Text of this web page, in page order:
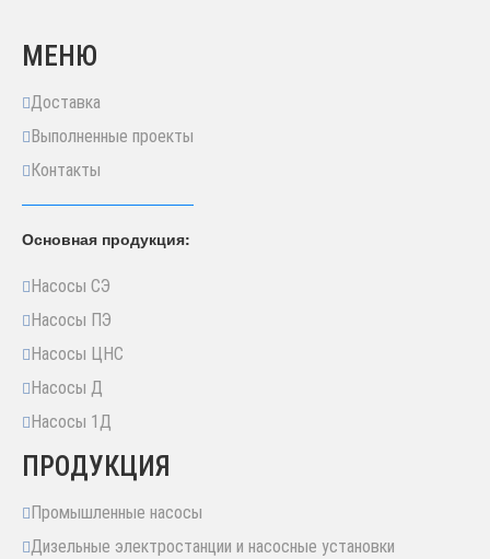
МЕНЮ
Доставка
Выполненные проекты
Контакты
Основная продукция:
Насосы СЭ
Насосы ПЭ
Насосы ЦНС
Насосы Д
Насосы 1Д
ПРОДУКЦИЯ
Промышленные насосы
Дизельные электростанции и насосные установки